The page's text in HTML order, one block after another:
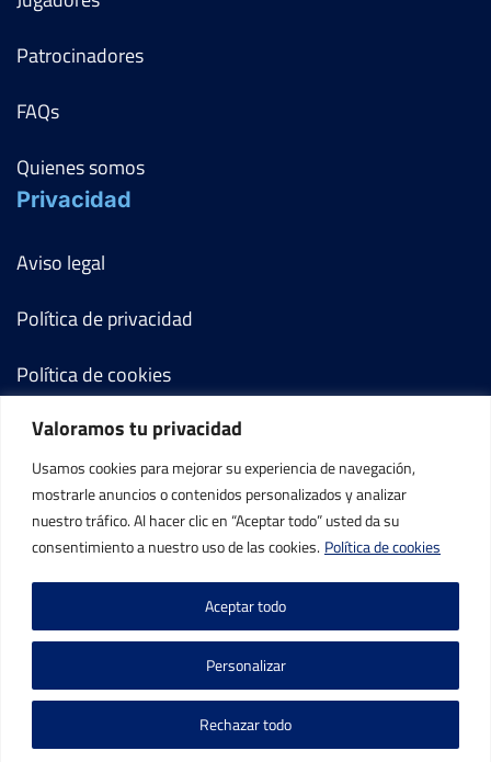
Valoramos tu privacidad
Usamos cookies para mejorar su experiencia de navegación,
mostrarle anuncios o contenidos personalizados y analizar
nuestro tráfico. Al hacer clic en “Aceptar todo” usted da su
consentimiento a nuestro uso de las cookies. Política de cookies
Personalizar
Rechazar todo
Aceptar todo
Patrocinadores
FAQs
Quienes somos
Privacidad
Aviso legal
Política de privacidad
Política de cookies
Términos y condiciones
Mi cuenta
Contacto